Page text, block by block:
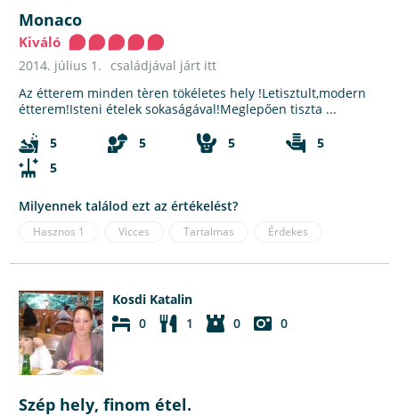
Monaco
Kiváló
2014. július 1.
családjával járt itt
Az étterem minden tèren tökéletes hely !Letisztult,modern
étterem!Isteni ételek sokaságával!Meglepően tiszta ...
5
5 5
5
5
Milyennek találod ezt az értékelést?
Hasznos 1 Vicces Tartalmas Érdekes
Kosdi Katalin
0
1 0 0
Szép hely, finom étel.